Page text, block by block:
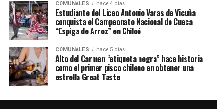
COMUNALES hace 4 días
Estudiante del Liceo Antonio Varas de Vicuña
conquista el Campeonato Nacional de Cueca
“Espiga de Arroz” en Chiloé
COMUNALES hace 5 días
Alto del Carmen “etiqueta negra” hace historia
como el primer pisco chileno en obtener una
estrella Great Taste